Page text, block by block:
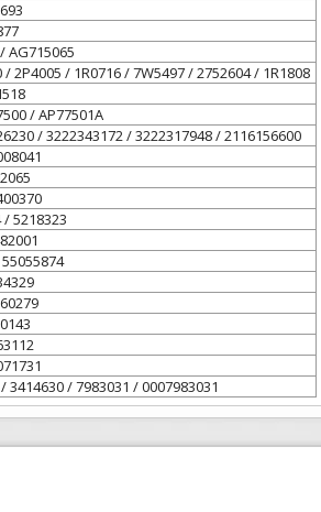
AG715065
2P4005 / 1R0716 / 7W5497 / 2752604 / 1R1808
/ AP77501A
/ 3222343172 / 3222317948 / 2116156600
/ 5218323
3414630 / 7983031 / 0007983031